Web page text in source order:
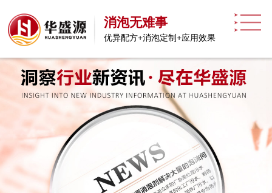
消泡无难事
优异配方+消泡定制+应用效果